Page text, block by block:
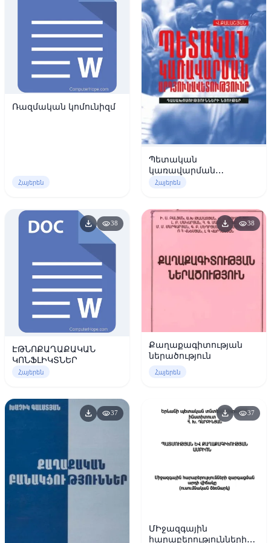
Ռազմական կոմունիզմ
Հայերեն
Պետական
կառավարման
արդյունավետությունը
Հայերեն
download visibility38
ԷԹՆՈՔԱՂԱՔԱԿԱՆ
ԿՈՆՖԼԻԿՏՆԵՐ
Հայերեն
download visibility38
Քաղաքագիտության
ներածություն
Հայերեն
download visibility37 download visibility37
ՄԻջազգային
հարաբերությունների